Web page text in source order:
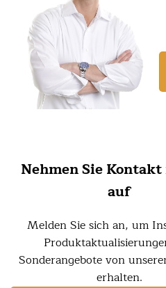
Nehmen Sie
auf
Melden Sie sich an, um
Sonderangebote von
erhalten.